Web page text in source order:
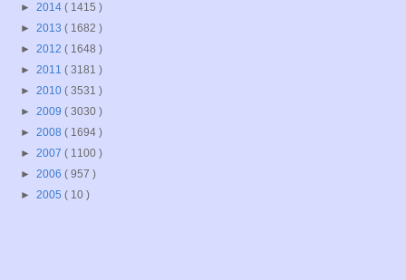
► 2014 ( 1415 )
► 2013 ( 1682 )
► 2012 ( 1648 )
► 2011 ( 3181 )
► 2010 ( 3531 )
► 2009 ( 3030 )
► 2008 ( 1694 )
► 2007 ( 1100 )
► 2006 ( 957 )
► 2005 ( 10 )